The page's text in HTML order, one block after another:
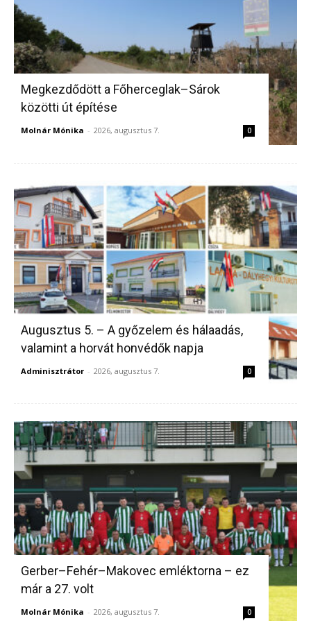
Megkezdődött a Főherceglak–Sárok
közötti út építése
Molnár Mónika - 2026, augusztus 7. 0
Augusztus 5. – A győzelem és hálaadás,
valamint a horvát honvédők napja
Adminisztrátor - 2026, augusztus 7. 0
Gerber–Fehér–Makovec emléktorna – ez
már a 27. volt
Molnár Mónika - 2026, augusztus 7. 0